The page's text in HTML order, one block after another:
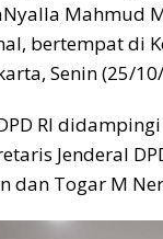
bertempat di
Senin (25/
RI
Jenderal
dan Togar M